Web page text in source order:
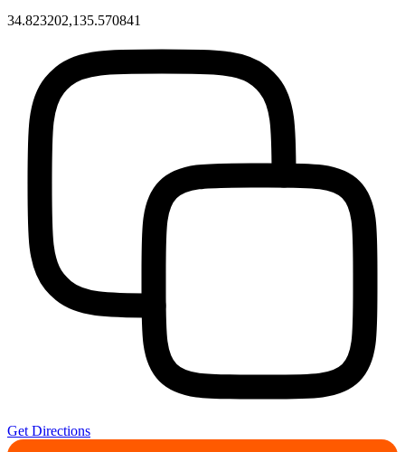
34.823202,135.570841
Get Directions